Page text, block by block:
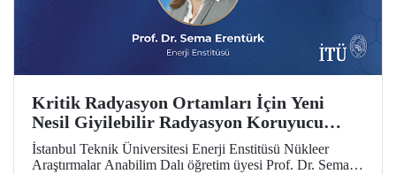
Kritik Radyasyon Ortamları İçin Yeni
Nesil Giyilebilir Radyasyon Koruyucu
Prototipler Geliştirilecek
İstanbul Teknik Üniversitesi Enerji Enstitüsü Nükleer
Araştırmalar Anabilim Dalı öğretim üyesi Prof. Dr. Sema